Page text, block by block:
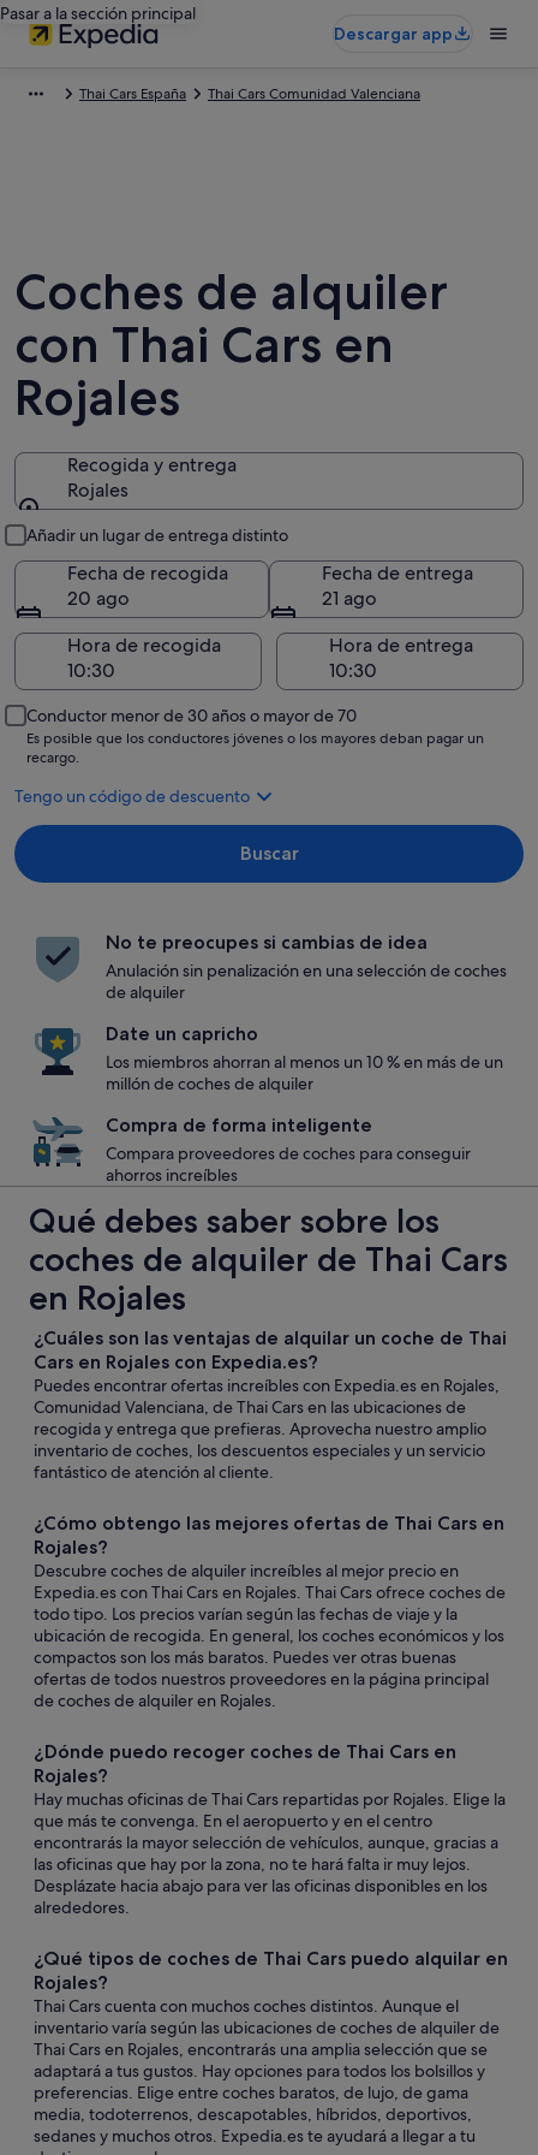
Pasar a la sección principal
Descargar app
Thai Cars España Thai Cars Comunidad Valenciana
Coches de alquiler
con Thai Cars en
Rojales
Recogida y entrega
Rojales
Añadir un lugar de entrega distinto
Fecha de recogida
20 ago
Fecha de entrega
21 ago
Hora de recogida
Hora de entrega
Conductor menor de 30 años o mayor de 70
Es posible que los conductores jóvenes o los mayores deban pagar un
recargo.
Tengo un código de descuento
Buscar
No te preocupes si cambias de idea
Anulación sin penalización en una selección de coches
de alquiler
Date un capricho
Los miembros ahorran al menos un 10 % en más de un
millón de coches de alquiler
Compra de forma inteligente
Compara proveedores de coches para conseguir
ahorros increíbles
Qué debes saber sobre los
coches de alquiler de Thai Cars
en Rojales
¿Cuáles son las ventajas de alquilar un coche de Thai
Cars en Rojales con Expedia.es?
Puedes encontrar ofertas increíbles con Expedia.es en Rojales,
Comunidad Valenciana, de Thai Cars en las ubicaciones de
recogida y entrega que prefieras. Aprovecha nuestro amplio
inventario de coches, los descuentos especiales y un servicio
fantástico de atención al cliente.
¿Cómo obtengo las mejores ofertas de Thai Cars en
Rojales?
Descubre coches de alquiler increíbles al mejor precio en
Expedia.es con Thai Cars en Rojales. Thai Cars ofrece coches de
todo tipo. Los precios varían según las fechas de viaje y la
ubicación de recogida. En general, los coches económicos y los
compactos son los más baratos. Puedes ver otras buenas
ofertas de todos nuestros proveedores en la página principal
de coches de alquiler en Rojales.
¿Dónde puedo recoger coches de Thai Cars en
Rojales?
Hay muchas oficinas de Thai Cars repartidas por Rojales. Elige la
que más te convenga. En el aeropuerto y en el centro
encontrarás la mayor selección de vehículos, aunque, gracias a
las oficinas que hay por la zona, no te hará falta ir muy lejos.
Desplázate hacia abajo para ver las oficinas disponibles en los
alrededores.
¿Qué tipos de coches de Thai Cars puedo alquilar en
Rojales?
Thai Cars cuenta con muchos coches distintos. Aunque el
inventario varía según las ubicaciones de coches de alquiler de
Thai Cars en Rojales, encontrarás una amplia selección que se
adaptará a tus gustos. Hay opciones para todos los bolsillos y
preferencias. Elige entre coches baratos, de lujo, de gama
media, todoterrenos, descapotables, híbridos, deportivos,
sedanes y muchos otros. Expedia.es te ayudará a llegar a tu